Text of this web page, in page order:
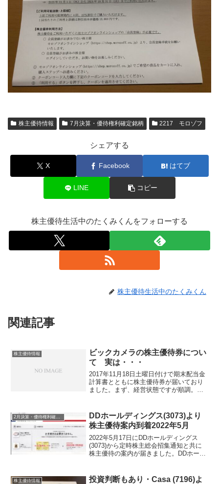
株主優待情報 7月決算・優待権利確定銘柄 2217 モロゾフ
シェアする
X Facebook はてブ
LINE コピー
株主優待生活中のたくみくんをフォローする
株主優待生活中のたくみくん
関連記事
株主優待情報
ビックカメラの株主優待券につい
て 実は・・・
2017年11月18日土曜日付けで期末配当金
計算書とともに株主優待券が届いており
ました。まず、経営状態ですが順調。新
下半期は、増益であったものの上半期の
消費低...
2月決算・優待権利確定銘柄
DDホールディングス(3073)より
株主優待案内到着2022年5月
2022年5月17日にDDホールディングス
(3073)から定時株主総会招集通知と共に
株主優待の案内が届きました。DDホール
す。DDホールディングス(3073)は、居...
株主優待情報
投資判断もあり・Casa (7196)よ